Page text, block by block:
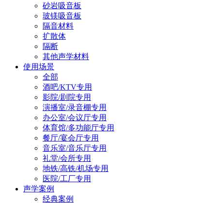
砂岩吸音板
玻镁吸音板
隔音材料
扩散体
隔断
其他声学材料
使用场景
全部
酒吧/KTV专用
影院/剧院专用
演播室/录音棚专用
办公室/会议厅专用
体育馆/多功能厅专用
餐厅/宴会厅专用
音乐室/音乐厅专用
礼堂/会所专用
地铁/高铁/机场专用
医院/工厂专用
声学案例
经典案例